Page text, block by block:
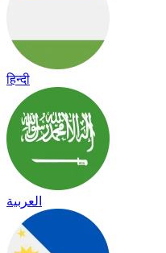
हिन्दी
العربية